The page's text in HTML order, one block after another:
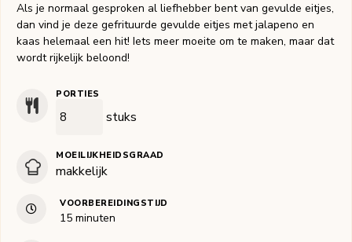
Als je normaal gesproken al liefhebber bent van gevulde eitjes,
dan vind je deze gefrituurde gevulde eitjes met jalapeno en
kaas helemaal een hit! Iets meer moeite om te maken, maar dat
wordt rijkelijk beloond!
PORTIES
stuks
MOEILIJKHEIDSGRAAD
makkelijk
VOORBEREIDINGSTIJD
15minuten
minuten